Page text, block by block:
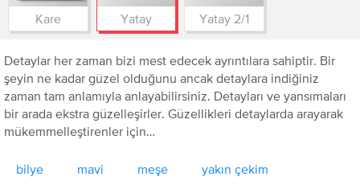
Kare Yatay Yatay 2/1
Detaylar her zaman bizi mest edecek ayrıntılara sahiptir. Bir
şeyin ne kadar güzel olduğunu ancak detaylara indiğiniz
zaman tam anlamıyla anlayabilirsiniz. Detayları ve yansımaları
bir arada ekstra güzelleşirler. Güzellikleri detaylarda arayarak
mükemmelleştirenler için…
bilye mavi meşe yakın çekim